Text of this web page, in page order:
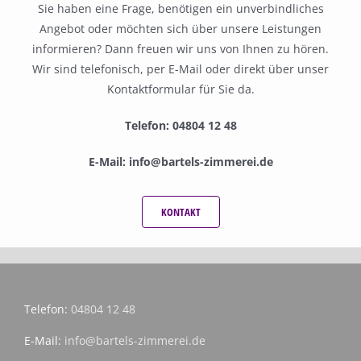
Sie haben eine Frage, benötigen ein unverbindliches
Angebot oder möchten sich über unsere Leistungen
informieren? Dann freuen wir uns von Ihnen zu hören.
Wir sind telefonisch, per E-Mail oder direkt über unser
Kontaktformular für Sie da.
Telefon: 04804 12 48
E-Mail: info@bartels-zimmerei.de
KONTAKT
Telefon: 04804 12 48
E-Mail: info@bartels-zimmerei.de